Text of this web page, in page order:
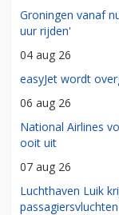
Groningen vanaf
uur rijden'
04 aug 26
easyJet wordt
06 aug 26
National Airlines
ooit uit
07 aug 26
Luchthaven Luik